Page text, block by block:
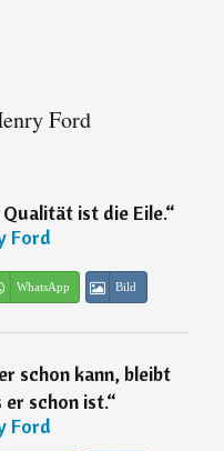
Ford
ist die Eile.“
Ford
WhatsApp Bild
schon kann, bleibt
er schon ist.“
Ford